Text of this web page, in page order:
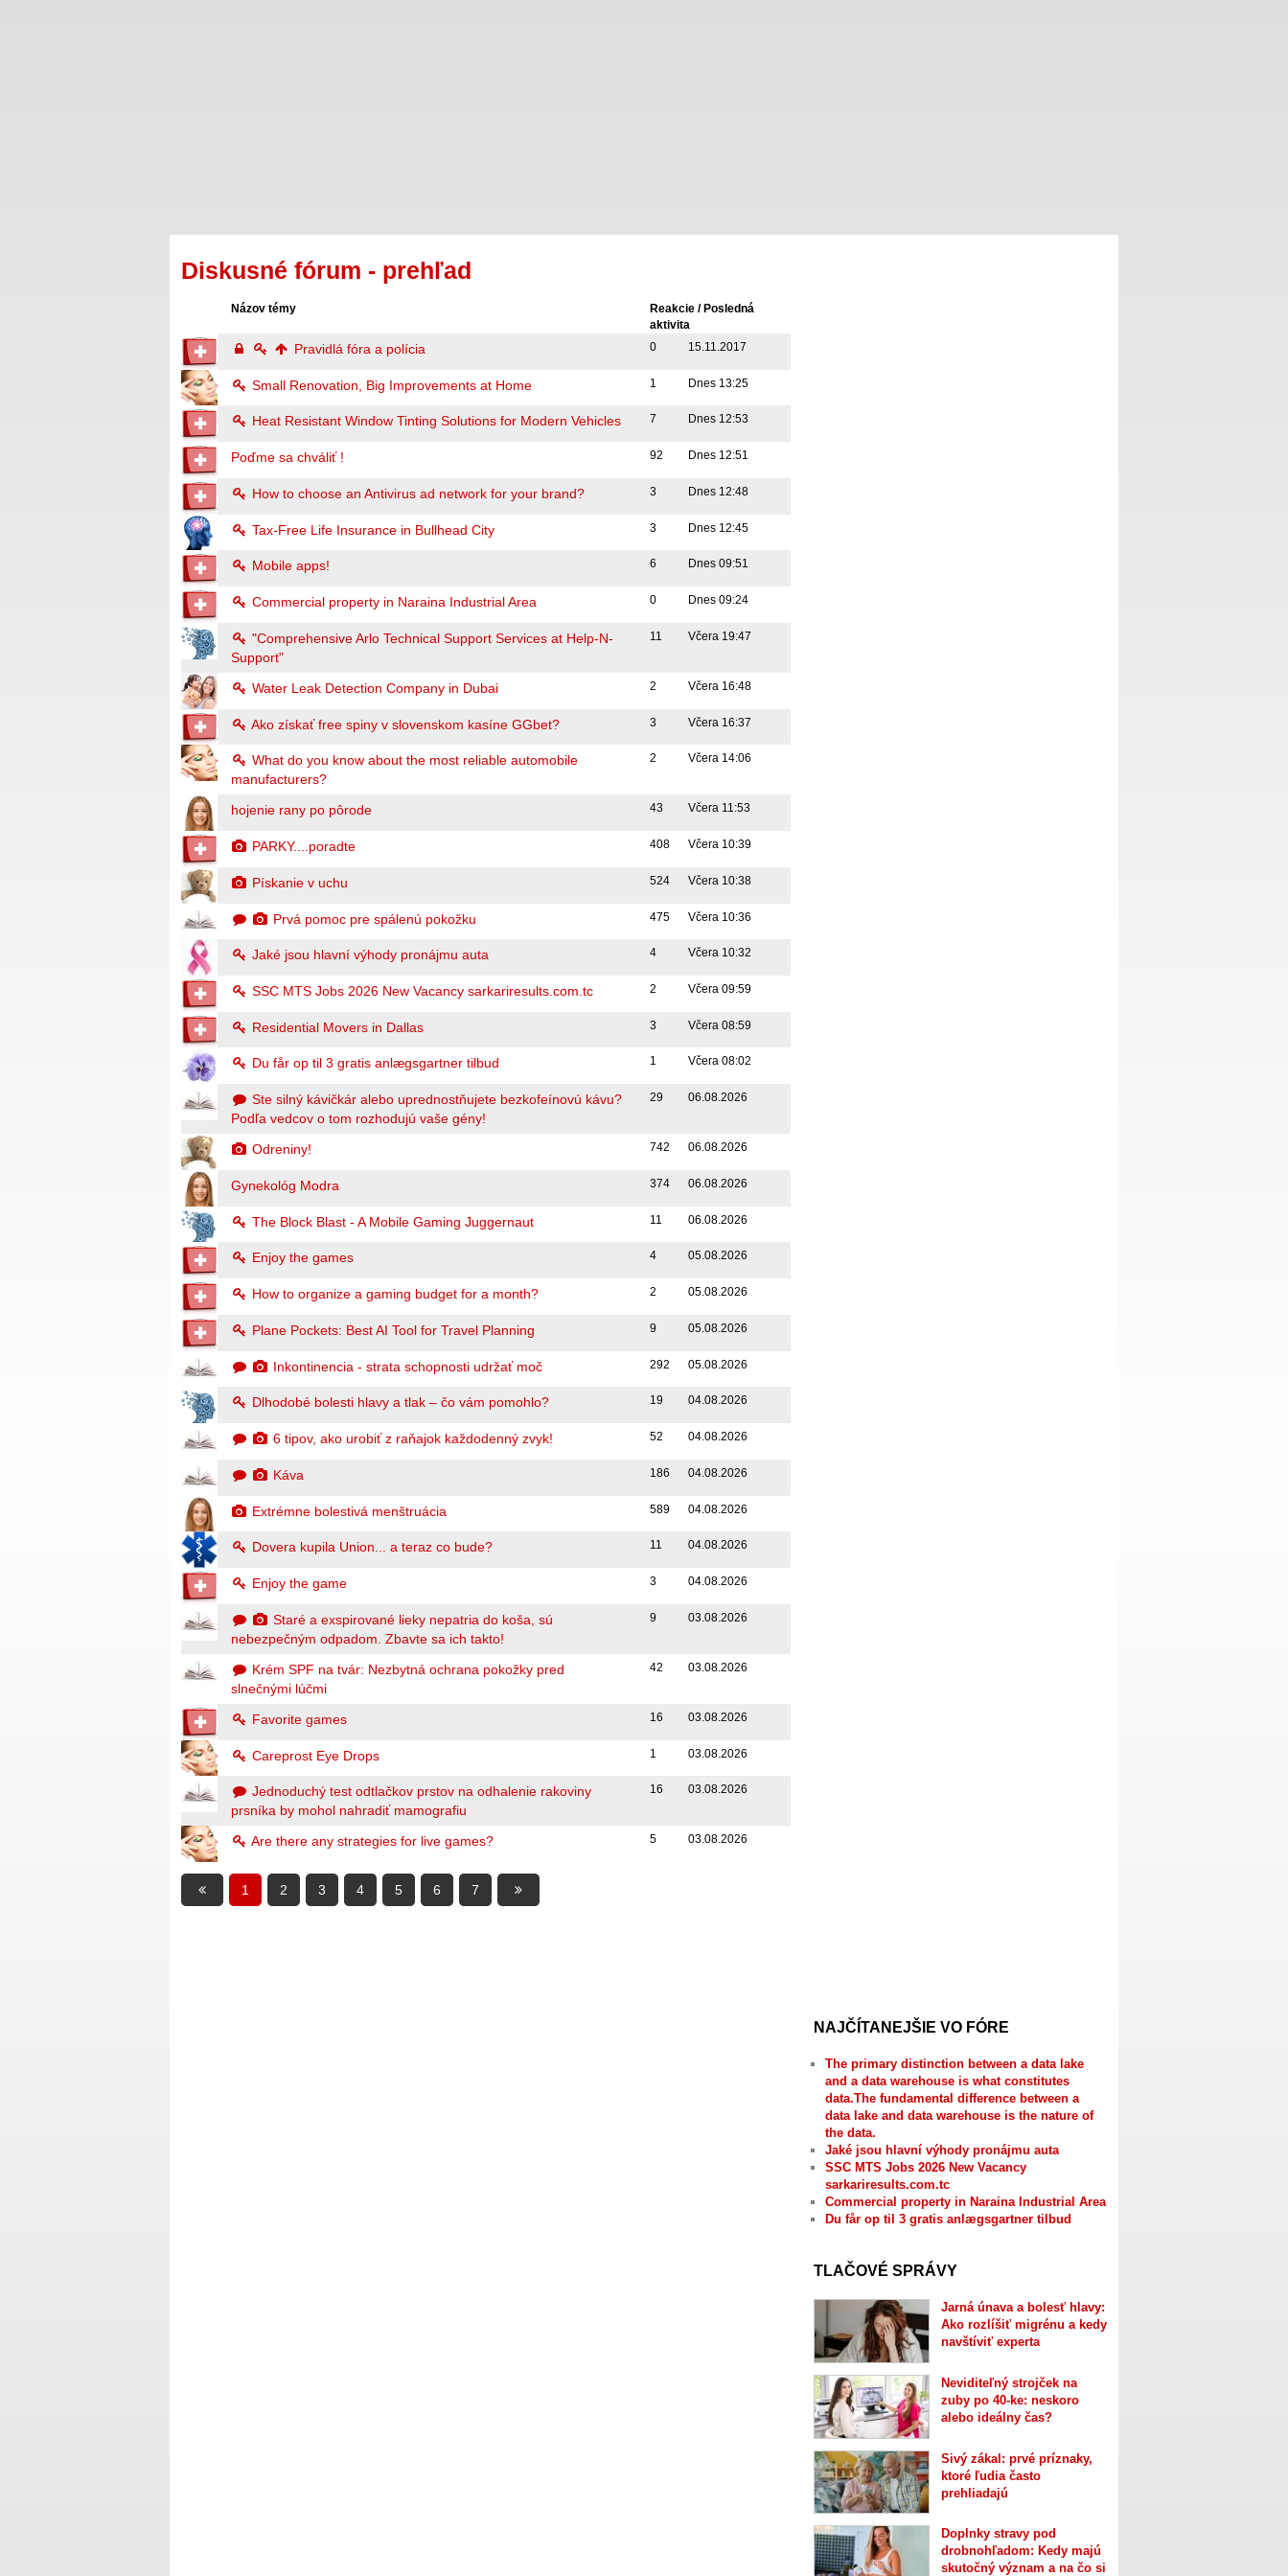
Diskusné fórum - prehľad
Názov témy
Reakcie / Posledná
aktivita
Pravidlá fóra a polícia 0 15.11.2017
Small Renovation, Big Improvements at Home 1 Dnes 13:25
Heat Resistant Window Tinting Solutions for Modern Vehicles 7 Dnes 12:53
Poďme sa chváliť ! 92 Dnes 12:51
How to choose an Antivirus ad network for your brand? 3 Dnes 12:48
Tax-Free Life Insurance in Bullhead City 3 Dnes 12:45
Mobile apps! 6 Dnes 09:51
Commercial property in Naraina Industrial Area 0 Dnes 09:24
"Comprehensive Arlo Technical Support Services at Help-N-
Support"
11 Včera 19:47
Water Leak Detection Company in Dubai 2 Včera 16:48
Ako získať free spiny v slovenskom kasíne GGbet? 3 Včera 16:37
What do you know about the most reliable automobile
manufacturers?
2 Včera 14:06
hojenie rany po pôrode 43 Včera 11:53
PARKY....poradte 408 Včera 10:39
Pískanie v uchu 524 Včera 10:38
Prvá pomoc pre spálenú pokožku 475 Včera 10:36
Jaké jsou hlavní výhody pronájmu auta 4 Včera 10:32
SSC MTS Jobs 2026 New Vacancy sarkariresults.com.tc 2 Včera 09:59
Residential Movers in Dallas 3 Včera 08:59
Du får op til 3 gratis anlægsgartner tilbud 1 Včera 08:02
Ste silný kávičkár alebo uprednostňujete bezkofeínovú kávu?
Podľa vedcov o tom rozhodujú vaše gény!
29 06.08.2026
Odreniny! 742 06.08.2026
Gynekológ Modra 374 06.08.2026
The Block Blast - A Mobile Gaming Juggernaut 11 06.08.2026
Enjoy the games 4 05.08.2026
How to organize a gaming budget for a month? 2 05.08.2026
Plane Pockets: Best AI Tool for Travel Planning 9 05.08.2026
Inkontinencia - strata schopnosti udržať moč 292 05.08.2026
Dlhodobé bolesti hlavy a tlak – čo vám pomohlo? 19 04.08.2026
6 tipov, ako urobiť z raňajok každodenný zvyk! 52 04.08.2026
Káva 186 04.08.2026
Extrémne bolestivá menštruácia 589 04.08.2026
Dovera kupila Union... a teraz co bude? 11 04.08.2026
Enjoy the game 3 04.08.2026
Staré a exspirované lieky nepatria do koša, sú
nebezpečným odpadom. Zbavte sa ich takto!
9 03.08.2026
Krém SPF na tvár: Nezbytná ochrana pokožky pred
slnečnými lúčmi
42 03.08.2026
Favorite games 16 03.08.2026
Careprost Eye Drops 1 03.08.2026
Jednoduchý test odtlačkov prstov na odhalenie rakoviny
prsníka by mohol nahradiť mamografiu
16 03.08.2026
Are there any strategies for live games? 5 03.08.2026
1 2 3 4 5 6 7
NAJČÍTANEJŠIE VO FÓRE
The primary distinction between a data lake
and a data warehouse is what constitutes
data.The fundamental difference between a
data lake and data warehouse is the nature of
the data.
Jaké jsou hlavní výhody pronájmu auta
SSC MTS Jobs 2026 New Vacancy
sarkariresults.com.tc
Commercial property in Naraina Industrial Area
Du får op til 3 gratis anlægsgartner tilbud
TLAČOVÉ SPRÁVY
Jarná únava a bolesť hlavy:
Ako rozlíšiť migrénu a kedy
navštíviť experta
Neviditeľný strojček na
zuby po 40-ke: neskoro
alebo ideálny čas?
Sivý zákal: prvé príznaky,
ktoré ľudia často
prehliadajú
Doplnky stravy pod
drobnohľadom: Kedy majú
skutočný význam a na čo si